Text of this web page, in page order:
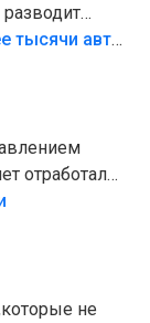
полно
В тольяттинский лес не пустили более тысячи автомобилей
отработали
не